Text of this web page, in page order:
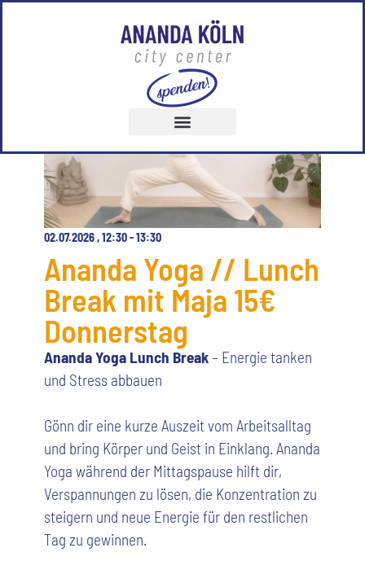
02.07.2026,12:30-13:30
Ananda Yoga // Lunch
Break mit Maja 15€
Donnerstag
Ananda Yoga Lunch Break– Energie tanken
und Stress abbauen
Gönn dir eine kurze Auszeit vom Arbeitsalltag
und bring Körper und Geist in Einklang. Ananda
Yoga während der Mittagspause hilft dir,
Verspannungen zu lösen, die Konzentration zu
steigern und neue Energie für den restlichen
Tag zu gewinnen.